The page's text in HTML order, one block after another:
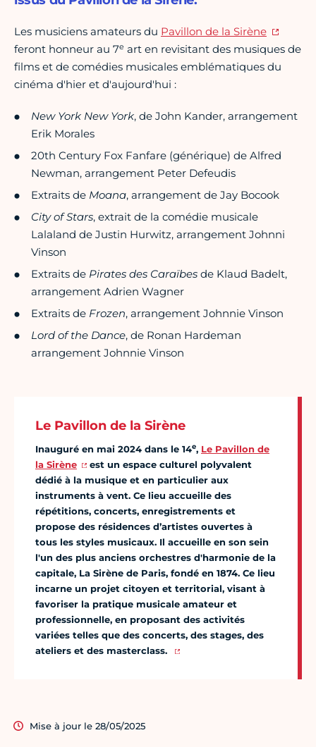
Les musiciens amateurs du Pavillon de la Sirène
feront honneur au 7e art en revisitant des musiques de
films et de comédies musicales emblématiques du
cinéma d'hier et d'aujourd'hui :
New York New York, de John Kander, arrangement
Erik Morales
20th Century Fox Fanfare (générique) de Alfred
Newman, arrangement Peter Defeudis
Extraits de Moana, arrangement de Jay Bocook
City of Stars, extrait de la comédie musicale
Lalaland de Justin Hurwitz, arrangement Johnni
Vinson
Extraits de Pirates des Caraïbes de Klaud Badelt,
arrangement Adrien Wagner
Extraits de Frozen, arrangement Johnnie Vinson
Lord of the Dance, de Ronan Hardeman
arrangement Johnnie Vinson
Le Pavillon de la Sirène
Inauguré en mai 2024 dans le 14e, Le Pavillon de
la Sirène
est un espace culturel polyvalent
dédié à la musique et en particulier aux
instruments à vent. Ce lieu accueille des
répétitions, concerts, enregistrements et
propose des résidences d’artistes ouvertes à
tous les styles musicaux. Il accueille en son sein
l'un des plus anciens orchestres d'harmonie de la
capitale, La Sirène de Paris, fondé en 1874. Ce lieu
incarne un projet citoyen et territorial, visant à
favoriser la pratique musicale amateur et
professionnelle, en proposant des activités
variées telles que des concerts, des stages, des
ateliers et des masterclass.
Mise à jour le 28/05/2025